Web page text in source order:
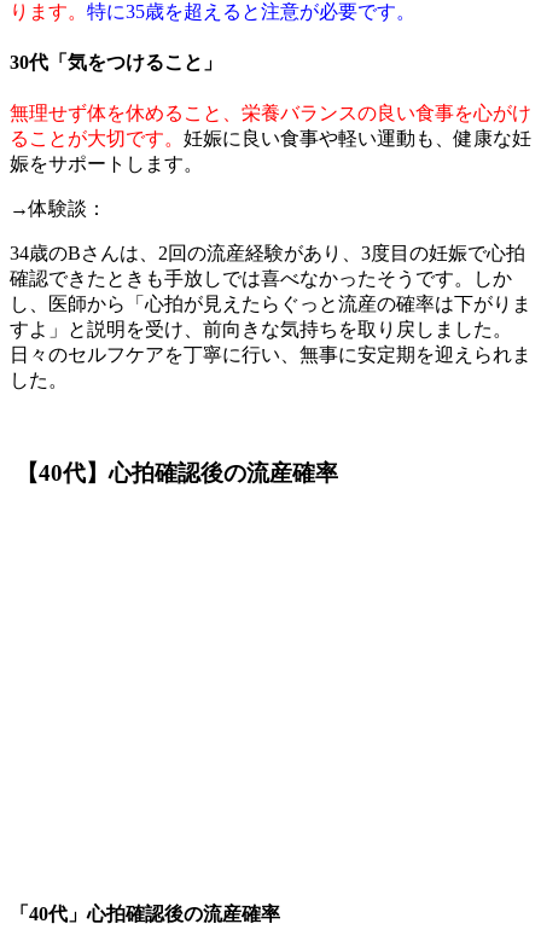
ります。 特に35歳を超えると注意が必要です。
30代「気をつけること」
無理せず体を休めること、栄養バランスの良い食事を心がけ
ることが大切です。 妊娠に良い食事や軽い運動も、健康な妊
娠をサポートします。
→体験談：
34歳のBさんは、2回の流産経験があり、3度目の妊娠で心拍
確認できたときも手放しでは喜べなかったそうです。しか
し、医師から「心拍が見えたらぐっと流産の確率は下がりま
すよ」と説明を受け、前向きな気持ちを取り戻しました。
日々のセルフケアを丁寧に行い、無事に安定期を迎えられま
した。
【40代】心拍確認後の流産確率
「40代」心拍確認後の流産確率